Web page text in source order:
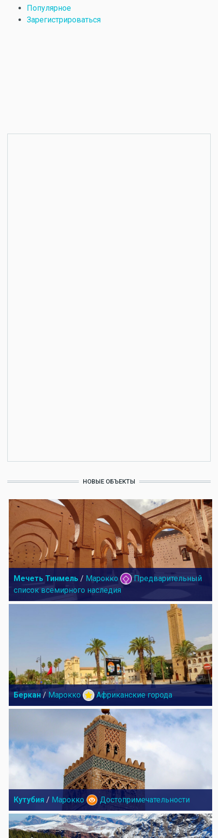
Популярное
Зарегистрироваться
НОВЫЕ ОБЪЕКТЫ
Мечеть Тинмель / Марокко
Предварительный
список всемирного наследия
Беркан / Марокко Африканские города
Кутубия / Марокко Достопримечательности